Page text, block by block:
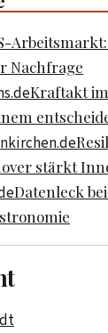
Nachfrage
Kraftakt
stärkt
Datenleck